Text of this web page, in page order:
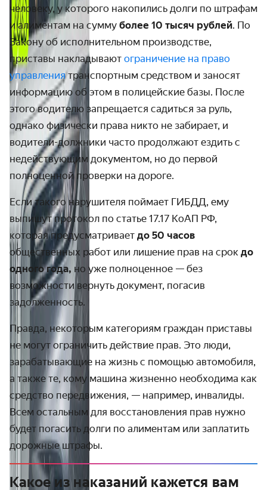
человеку, у которого накопились долги по штрафам
и алиментам на сумму более 10 тысяч рублей. По
Закону об исполнительном производстве,
приставы накладывают ограничение на право
управлениятранспортным средством и заносят
информацию об этом в полицейские базы. После
этого водителю запрещается садиться за руль,
однако физически права никто не забирает, и
водители-должники часто продолжают ездить с
недействующим документом, но до первой
полноценной проверки на дороге.
Если такого нарушителя поймает ГИБДД, ему
выпишут протокол по статье 17.17 КоАП РФ,
которая предусматривает до 50 часов
общественных работ или лишение прав на срок до
одного года, но уже полноценное — без
возможности вернуть документ, погасив
задолженность.
Правда, некоторым категориям граждан приставы
не могут ограничить действие прав. Это люди,
зарабатывающие на жизнь с помощью автомобиля,
а также те, кому машина жизненно необходима как
средство передвижения, — например, инвалиды.
Всем остальным для восстановления прав нужно
будет погасить долги по алиментам или заплатить
дорожные штрафы.
Какое из наказаний кажется вам